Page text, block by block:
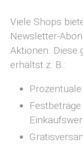
Viele Shops
Newsletter-
Aktionen. Diese
erhältst z. B.: